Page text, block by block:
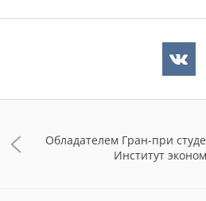
Обладателем Гран-при
Институт